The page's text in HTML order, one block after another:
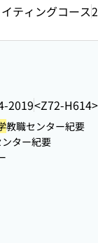
ティングコース
2019<Z72-H614>
教職センター紀要
ター紀要